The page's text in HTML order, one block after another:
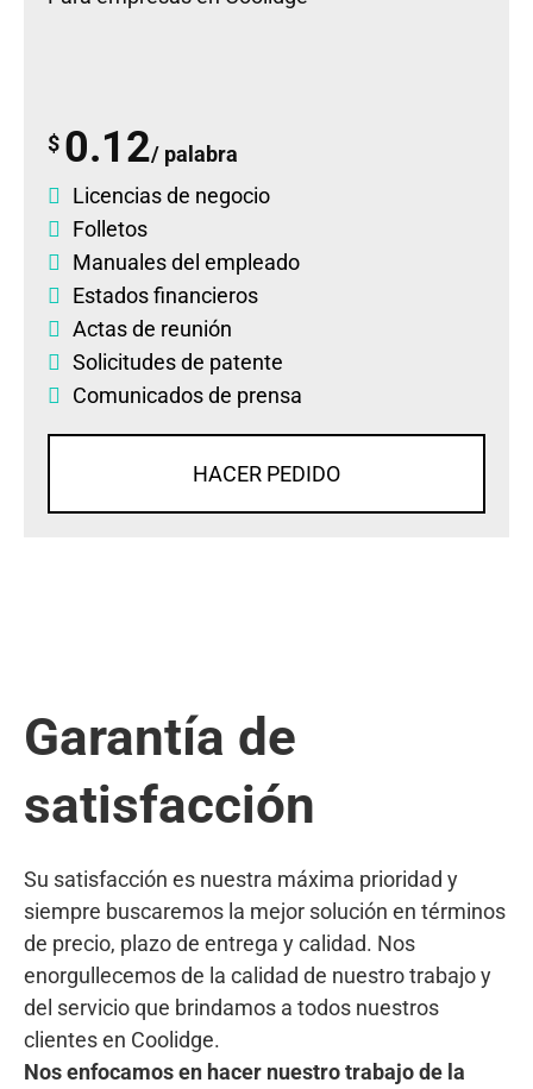
$ 0.12/ palabra
Licencias de negocio
Folletos
Manuales del empleado
Estados financieros
Actas de reunión
Solicitudes de patente
Comunicados de prensa
HACER PEDIDO
Garantía de
satisfacción
Su satisfacción es nuestra máxima prioridad y
siempre buscaremos la mejor solución en términos
de precio, plazo de entrega y calidad. Nos
enorgullecemos de la calidad de nuestro trabajo y
del servicio que brindamos a todos nuestros
clientes en Coolidge.
Nos enfocamos en hacer nuestro trabajo de la